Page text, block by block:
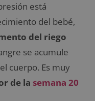
está
del bebé,
del riego
se acumule
cuerpo. Es muy
de la semana 20